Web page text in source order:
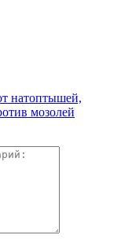
натоптышей,
мозолей